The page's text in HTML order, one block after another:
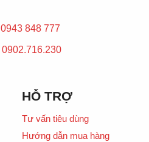
0943 848 777
0902.716.230
HỖ TRỢ
Tư vấn tiêu dùng
Hướng dẫn mua hàng